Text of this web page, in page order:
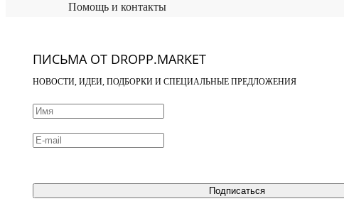
Помощь и контакты
ПИСЬМА ОТ DROPP.MARKET
НОВОСТИ, ИДЕИ, ПОДБОРКИ И СПЕЦИАЛЬНЫЕ ПРЕДЛОЖЕНИЯ
Подписаться